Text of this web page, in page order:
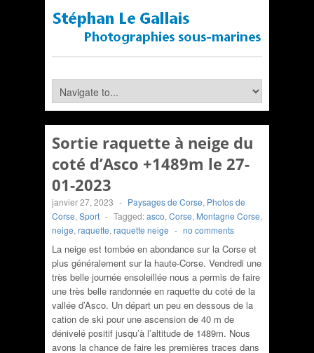
Sortie raquette à neige du
coté d’Asco +1489m le 27-
01-2023
janvier 27, 2023 - Paysages de Corse, Photos de
Corse, Sport - Tagged:asco, Corse, Montagne Corse,
neige, raquette, raquette neige - no comments
La neige est tombée en abondance sur la Corse et
plus généralement sur la haute-Corse. Vendredi une
très belle journée ensoleillée nous a permis de faire
une très belle randonnée en raquette du coté de la
vallée d’Asco. Un départ un peu en dessous de la
cation de ski pour une ascension de 40 m de
dénivelé positif jusqu’à l’altitude de 1489m. Nous
avons la chance de faire les premières traces dans